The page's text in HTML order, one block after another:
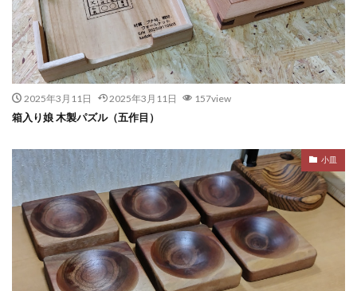
2025年3月11日 2025年3月11日 157view
箱入り娘 木製パズル（五作目）
小皿